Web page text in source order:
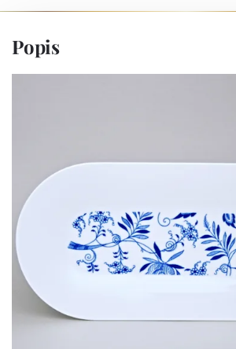
Popis